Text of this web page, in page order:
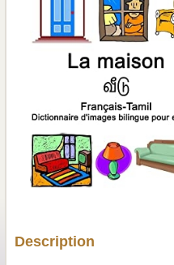
Description